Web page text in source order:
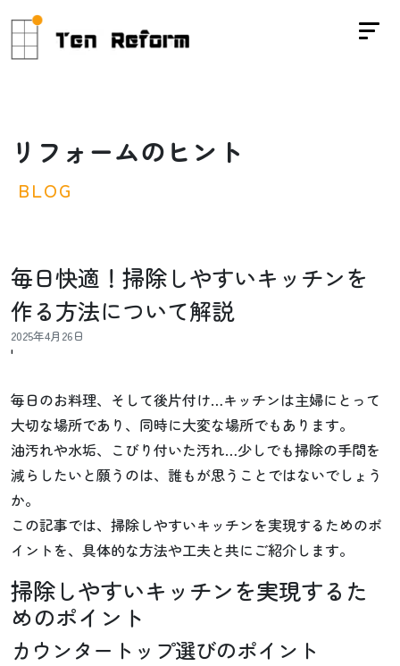
リ フ ォームのヒ ン ト
BLOG
毎日快適！掃除しやすいキッチンを
作る方法について解説
2025年4月26日
'
毎日のお料理、そして後片付け…キッチンは主婦にとって
大切な場所であり、同時に大変な場所でもあります。
油汚れや水垢、こびり付いた汚れ…少しでも掃除の手間を
減らしたいと願うのは、誰もが思うことではないでしょう
か。
この記事では、掃除しやすいキッチンを実現するためのポ
イントを、具体的な方法や工夫と共にご紹介します。
掃除しやすいキッチンを実現するた
めのポイント
カウンタートップ選びのポイント